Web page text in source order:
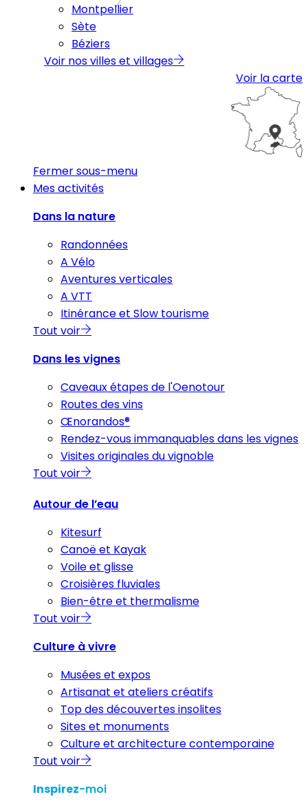
Montpellier
Sète
Béziers
Voir nos villes et villages
Voir la carte
Fermer sous-menu
Mes activités
Dans la nature
Randonnées
A Vélo
Aventures verticales
A VTT
Itinérance et Slow tourisme
Tout voir
Dans les vignes
Caveaux étapes de l'Oenotour
Routes des vins
Œnorandos®
Rendez-vous immanquables dans les vignes
Visites originales du vignoble
Tout voir
Autour de l’eau
Kitesurf
Canoë et Kayak
Voile et glisse
Croisières fluviales
Bien-être et thermalisme
Tout voir
Culture à vivre
Musées et expos
Artisanat et ateliers créatifs
Top des découvertes insolites
Sites et monuments
Culture et architecture contemporaine
Tout voir
Inspirez-moi